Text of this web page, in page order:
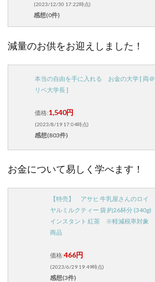
(2023/12/30 17:22時点)
感想(0件)
減量のお供をお迎えしました！
本当の自由を手に入れる お金の大学 [ 両＠
リベ大学長 ]
価格:1,540円
(2023/8/19 17:04時点)
感想(803件)
お金について易しく学べます！
【特売】 アサヒ 牛乳屋さんのロイ
ヤルミルクティー 袋 約26杯分 (340g)
インスタント 紅茶 ※軽減税率対象
商品
価格:466円
(2023/6/29 19:49時点)
感想(3件)